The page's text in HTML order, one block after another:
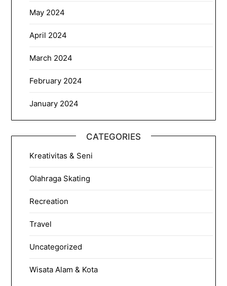
May 2024
April 2024
March 2024
February 2024
January 2024
CATEGORIES
Kreativitas & Seni
Olahraga Skating
Recreation
Travel
Uncategorized
Wisata Alam & Kota